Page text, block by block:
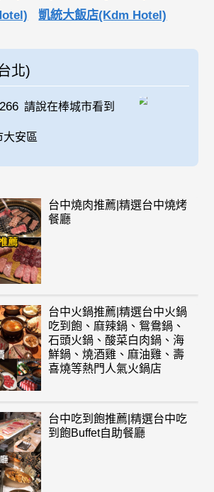
凱統大飯店(Kdm Hotel)
北)
請說在棒城市看到
大安區
台中燒肉推薦|精選台中燒烤
餐廳
台中火鍋推薦|精選台中火鍋
吃到飽、麻辣鍋、鴛鴦鍋、
石頭火鍋、酸菜白肉鍋、海
鮮鍋、燒酒雞、麻油雞、壽
喜燒等熱門人氣火鍋店
台中吃到飽推薦|精選台中吃
到飽Buffet自助餐廳